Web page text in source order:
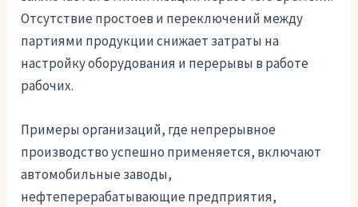
Отсутствие простоев и переключений между
партиями продукции снижает затраты на
настройку оборудования и перерывы в работе
рабочих.
Примеры организаций, где непрерывное
производство успешно применяется, включают
автомобильные заводы,
нефтеперерабатывающие предприятия,